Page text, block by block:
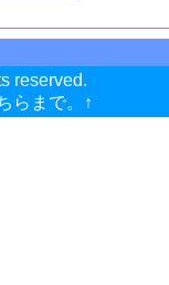
reserved.
らまで。↑